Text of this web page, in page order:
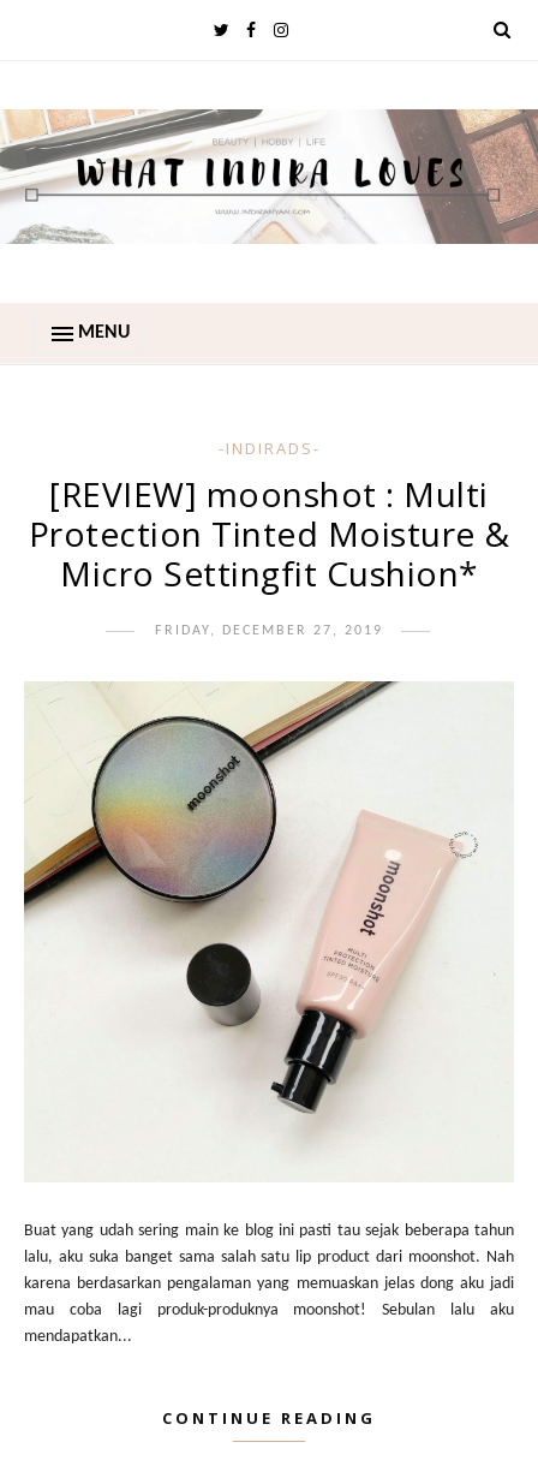
MENU
-INDIRADS-
[REVIEW] moonshot : Multi
Protection Tinted Moisture &
Micro Settingfit Cushion*
FRIDAY, DECEMBER 27, 2019
Buat yang udah sering main ke blog ini pasti tau sejak beberapa tahun
lalu, aku suka banget sama salah satu lip product dari moonshot. Nah
karena berdasarkan pengalaman yang memuaskan jelas dong aku jadi
mau coba lagi produk-produknya moonshot! Sebulan lalu aku
mendapatkan...
CONTINUE READING